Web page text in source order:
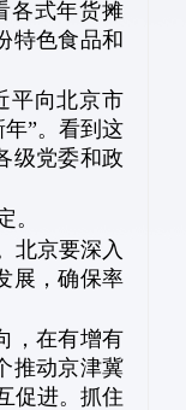
各式年货摊
特色食品和
平向北京市
”。看到这
级党委和政
。
北京要深入
展，确保率
，在有增有
推动京津冀
促进。抓住